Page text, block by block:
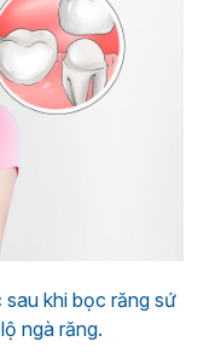
khi bọc răng sứ
ngà răng.